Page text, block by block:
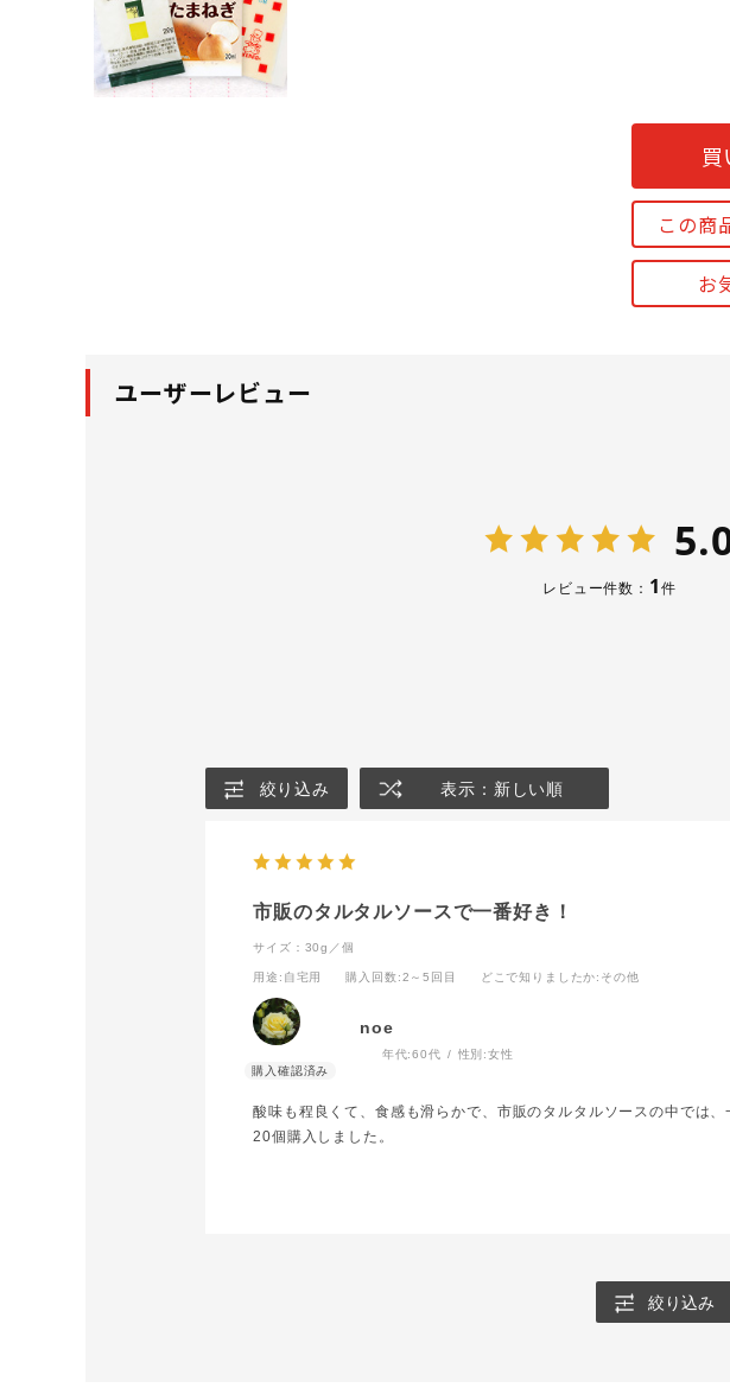
この商
お
ユーザーレビュー
レビュー件数： 1件
絞り込み 表示：新しい順
市販のタルタルソースで一番好き！
サイズ：30g／個
用途 :自宅用 購入回数:2～5回目 どこで知りましたか:その他
noe
年代:60代 性別:女性
酸味も程良くて、食感も滑らかで、市販のタルタルソースの中では
20個購入しました。
絞り込み